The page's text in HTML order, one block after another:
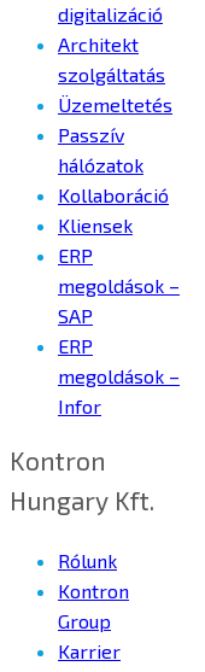
digitalizáció
Architekt
szolgáltatás
Üzemeltetés
Passzív
hálózatok
Kollaboráció
Kliensek
ERP
megoldások –
SAP
ERP
megoldások –
Infor
Kontron
Hungary Kft.
Rólunk
Kontron
Group
Karrier